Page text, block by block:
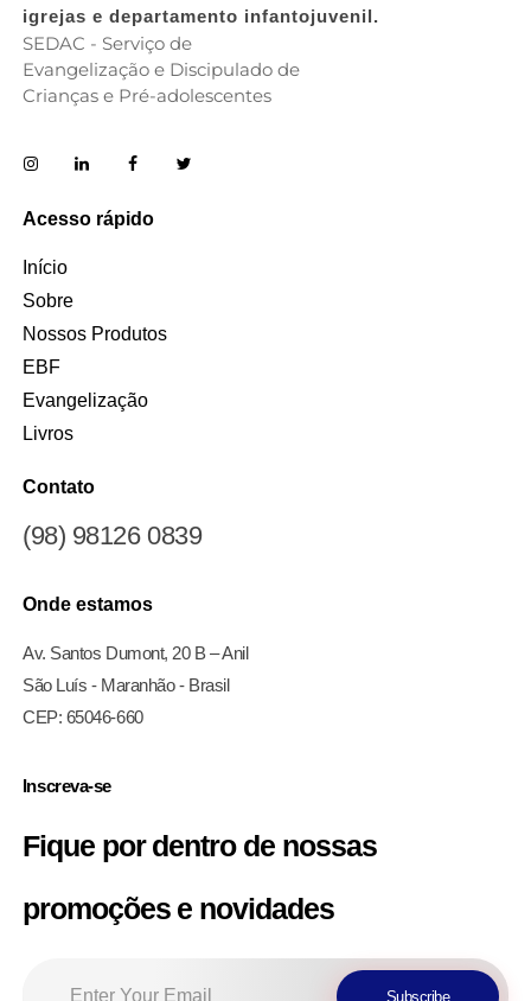
igrejas e departamento infantojuvenil.
SEDAC - Serviço de
Evangelização e Discipulado de
Crianças e Pré-adolescentes
Acesso rápido
Início
Sobre
Nossos Produtos
EBF
Evangelização
Livros
Contato
(98) 98126 0839
Onde estamos
Av. Santos Dumont, 20 B – Anil
São Luís - Maranhão - Brasil
CEP: 65046-660
Inscreva-se
Fique por dentro de nossas
promoções e novidades